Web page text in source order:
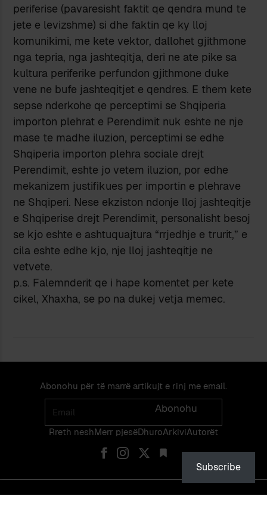
periferise (pavaresisht faktit qe qendra mund te
jete e levizshme) si dhe faktin qe ky lloj
komunikimi, me kete vektor, dallohet gjithmone
nga tepria, nga jashteqitja, deri ne ate pike sa
kultura periferike perfundon gjithmone duke
vene ne bufe jashteqitjet e qendres. E them kete
sepse nderkohe qe perceptimi se Shqiperia
importon plehrat e Perendimit nuk eshte ne nje
mase te madhe iluzion, perceptimi se edhe
Shqiperia importon plehra sociale drejt
Perendimit, eshte jo vetem iluzion, por edhe
mekanizem justifikues per importin e plehrave
ne Shqiperi. Nese ekziston ndonje lloj jashteqitje
e Shqiperise drejt Perendimit, personalisht besoj
se kjo eshte e ashtuquajtura “rrjedhje e trurit,” e
cila eshte edhe kjo, nje lloj jashteqitje ne
vetvete.
p.s. Falemnderit qe i hape komentet per kete
cikel, Xhaxha, se po na dukej vetja memec.
Abonohu për të marrë artikujt e rinj me email.
Email
Abonohu
Rreth neshMerr pjes​​ë​DhuroArkiviAutorët
Subscribe